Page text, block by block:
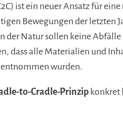
ist ein neuer Ansatz für eine
Bewegungen der letzten
der Natur sollen keine
dass alle Materialien und
wurden.
to-Cradle-Prinzip konkret